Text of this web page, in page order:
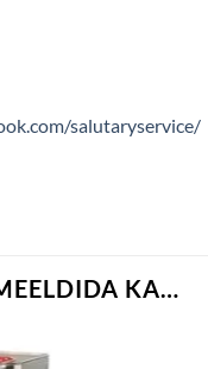
salutaryservice/
KA…